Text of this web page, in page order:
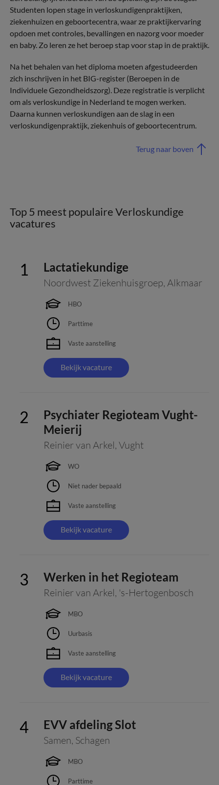
Studenten lopen stage in verloskundigenpraktijken,
ziekenhuizen en geboortecentra, waar ze praktijkervaring
opdoen met controles, bevallingen en nazorg voor moeder
en baby. Zo leren ze het beroep stap voor stap in de praktijk.
Na het behalen van het diploma moeten afgestudeerden
zich inschrijven in het BIG-register (Beroepen in de
Individuele Gezondheidszorg). Deze registratie is verplicht
om als verloskundige in Nederland te mogen werken.
Daarna kunnen verloskundigen aan de slag in een
verloskundigenpraktijk, ziekenhuis of geboortecentrum.
Terug naar boven
Top 5 meest populaire Verloskundige
vacatures
Lactatiekundige
Noordwest Ziekenhuisgroep, Alkmaar
HBO
Parttime
Vaste aanstelling
Bekijk vacature
Psychiater Regioteam Vught-
Meierij
Reinier van Arkel, Vught
WO
Niet nader bepaald
Vaste aanstelling
Bekijk vacature
Werken in het Regioteam
Reinier van Arkel, 's-Hertogenbosch
MBO
Uurbasis
Vaste aanstelling
Bekijk vacature
EVV afdeling Slot
Samen, Schagen
MBO
Parttime